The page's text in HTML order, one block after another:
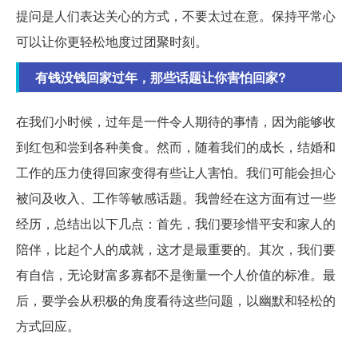
提问是人们表达关心的方式，不要太过在意。保持平常心
可以让你更轻松地度过团聚时刻。
有钱没钱回家过年，那些话题让你害怕回家?
在我们小时候，过年是一件令人期待的事情，因为能够收
到红包和尝到各种美食。然而，随着我们的成长，结婚和
工作的压力使得回家变得有些让人害怕。我们可能会担心
被问及收入、工作等敏感话题。我曾经在这方面有过一些
经历，总结出以下几点：首先，我们要珍惜平安和家人的
陪伴，比起个人的成就，这才是最重要的。其次，我们要
有自信，无论财富多寡都不是衡量一个人价值的标准。最
后，要学会从积极的角度看待这些问题，以幽默和轻松的
方式回应。